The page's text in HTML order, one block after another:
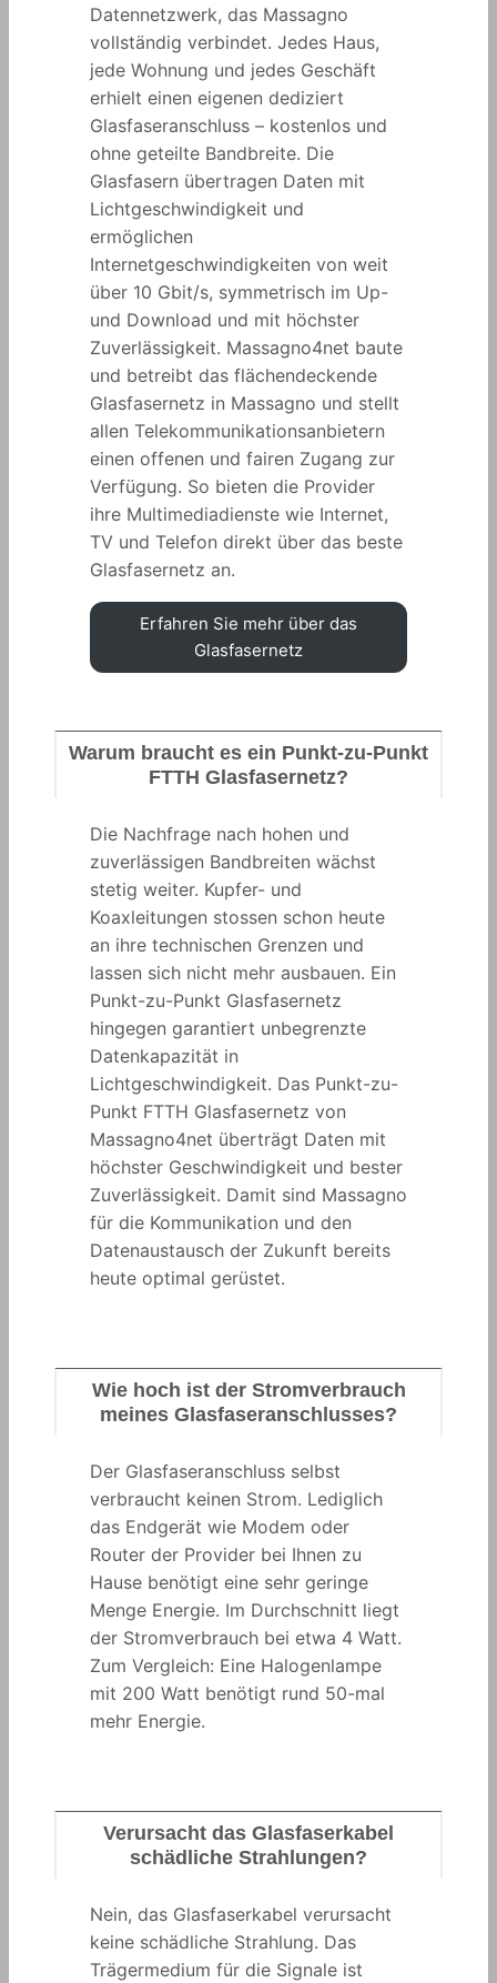
Datennetzwerk, das Massagno
vollständig verbindet. Jedes Haus,
jede Wohnung und jedes Geschäft
erhielt einen eigenen dediziert
Glasfaseranschluss – kostenlos und
ohne geteilte Bandbreite. Die
Glasfasern übertragen Daten mit
Lichtgeschwindigkeit und
ermöglichen
Internetgeschwindigkeiten von weit
über 10 Gbit/s, symmetrisch im Up-
und Download und mit höchster
Zuverlässigkeit. Massagno4net baute
und betreibt das flächendeckende
Glasfasernetz in Massagno und stellt
allen Telekommunikationsanbietern
einen offenen und fairen Zugang zur
Verfügung. So bieten die Provider
ihre Multimediadienste wie Internet,
TV und Telefon direkt über das beste
Glasfasernetz an.
Erfahren Sie mehr über das
Glasfasernetz
Warum braucht es ein Punkt-zu-Punkt
FTTH Glasfasernetz?
Die Nachfrage nach hohen und
zuverlässigen Bandbreiten wächst
stetig weiter. Kupfer- und
Koaxleitungen stossen schon heute
an ihre technischen Grenzen und
lassen sich nicht mehr ausbauen. Ein
Punkt-zu-Punkt Glasfasernetz
hingegen garantiert unbegrenzte
Datenkapazität in
Lichtgeschwindigkeit. Das Punkt-zu-
Punkt FTTH Glasfasernetz von
Massagno4net überträgt Daten mit
höchster Geschwindigkeit und bester
Zuverlässigkeit. Damit sind Massagno
für die Kommunikation und den
Datenaustausch der Zukunft bereits
heute optimal gerüstet.
Wie hoch ist der Stromverbrauch
meines Glasfaseranschlusses?
Der Glasfaseranschluss selbst
verbraucht keinen Strom. Lediglich
das Endgerät wie Modem oder
Router der Provider bei Ihnen zu
Hause benötigt eine sehr geringe
Menge Energie. Im Durchschnitt liegt
der Stromverbrauch bei etwa 4 Watt.
Zum Vergleich: Eine Halogenlampe
mit 200 Watt benötigt rund 50-mal
mehr Energie.
Verursacht das Glasfaserkabel
schädliche Strahlungen?
Nein, das Glasfaserkabel verursacht
keine schädliche Strahlung. Das
Trägermedium für die Signale ist